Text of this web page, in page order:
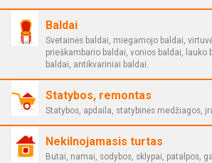
Baldai
Svetainės baldai, miegamojo baldai,
prieškambario baldai, vonios baldai, lauko
baldai, antikvariniai baldai.
Statybos, remontas
Statybos, apdaila, statybinės medžiagos,
Nekilnojamasis turtas
Butai, namai, sodybos, sklypai, patalpos,